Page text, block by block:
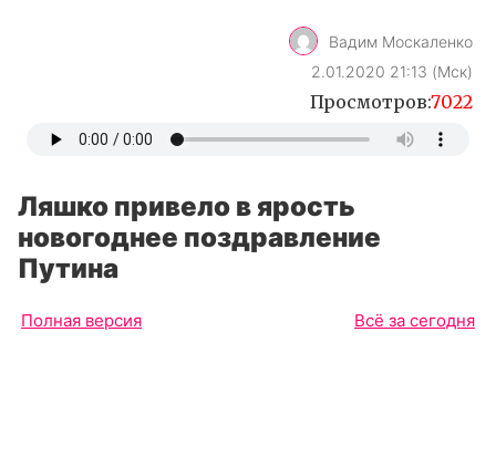
Вадим Москаленко
2.01.2020 21:13 (Мск)
Просмотров:7022
Ляшко привело в ярость
новогоднее поздравление
Путина
Полная версия Всё за сегодня